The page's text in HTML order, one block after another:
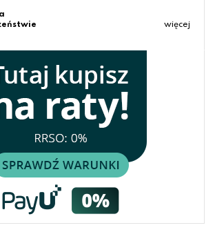
więcej